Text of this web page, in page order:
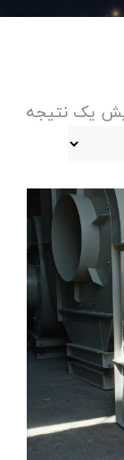
یک نتیجه